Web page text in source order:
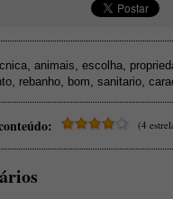
animais escolha
rebanho bom sanitario
(4